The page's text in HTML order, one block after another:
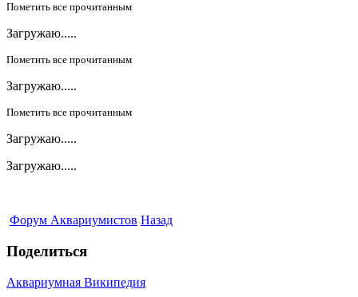
Пометить все прочитанным
Загружаю.....
Пометить все прочитанным
Загружаю.....
Пометить все прочитанным
Загружаю.....
Загружаю.....
Форум Аквариумистов Назад
Поделиться
Аквариумная Википедия